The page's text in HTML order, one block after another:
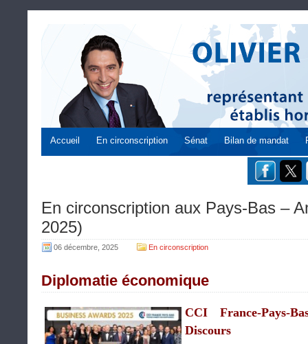
Accueil En circonscription Sénat Bilan de mandat
En circonscription aux Pays-Bas –
2025)
06 décembre, 2025 En circonscription
Diplomatie économique
CCI France-Pays-
Discours